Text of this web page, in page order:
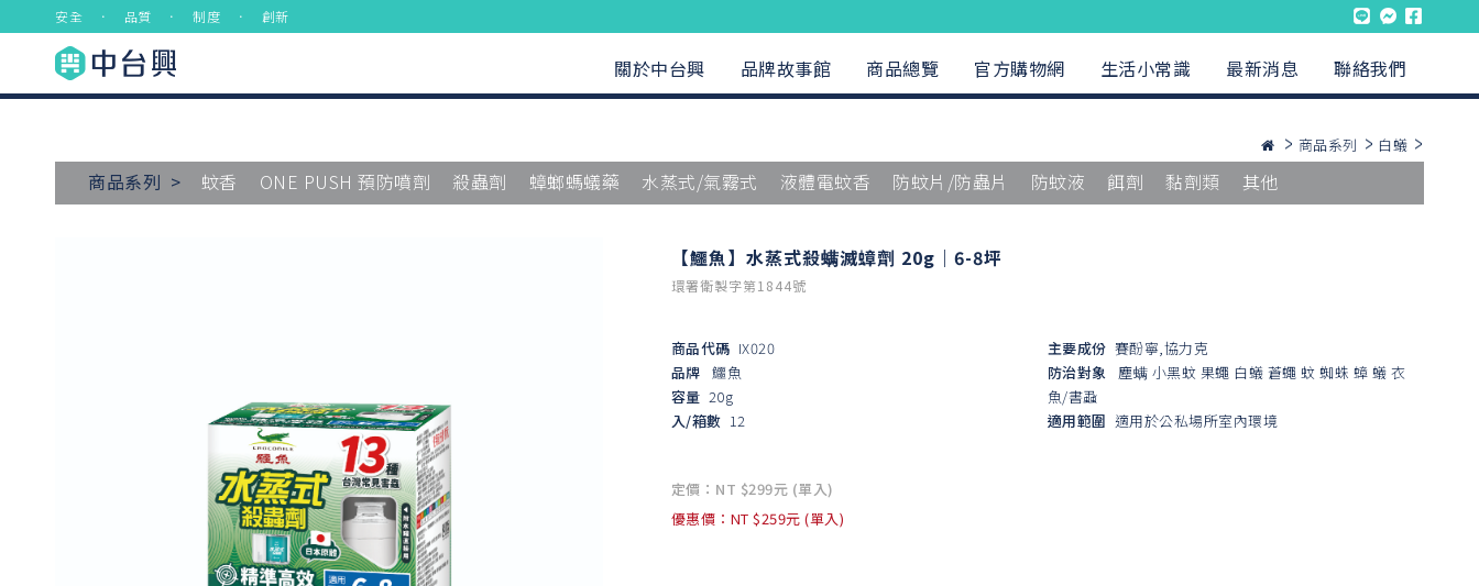
安全 ． 品質 ． 制度 ． 創新
關於中台興 品牌故事館 商品總覽 官方購物網 生活小常識 最新消息 聯絡我們
商品系列 白蟻
商品系列 > 蚊香 ONE PUSH 預防噴劑 殺蟲劑 蟑螂螞蟻藥 水蒸式/氣霧式 液體電蚊香 防蚊片/防蟲片 防蚊液 餌劑 黏劑類 其他
【鱷魚】水蒸式殺螨滅蟑劑 20g｜6-8坪
環署衛製字第1844號
商品代碼 IX020
品牌 鱷魚
容量 20g
入/箱數 12
主要成份 賽酚寧,協力克
防治對象
塵螨 小黑蚊 果蠅 白蟻 蒼蠅 蚊 蜘蛛 蟑 蟻 衣
魚/書蝨
適用範圍 適用於公私場所室內環境
定價：NT $299元 (單入)
優惠價：NT $259元 (單入)